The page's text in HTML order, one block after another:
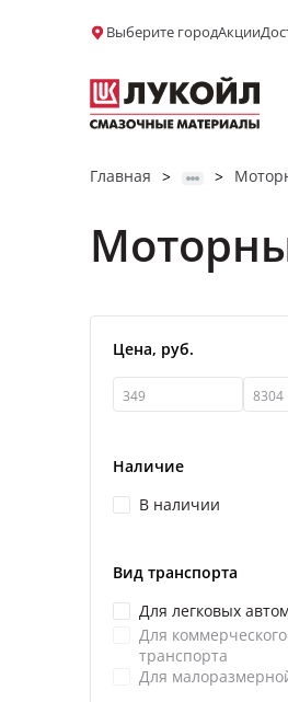
Выберите городАкции
Да, верно
Да, верно Изменить
Главная > >
Цена, руб.
Наличие
В наличии
Вид транспорта
Для легковых
Для коммерческого
транспорта
Для